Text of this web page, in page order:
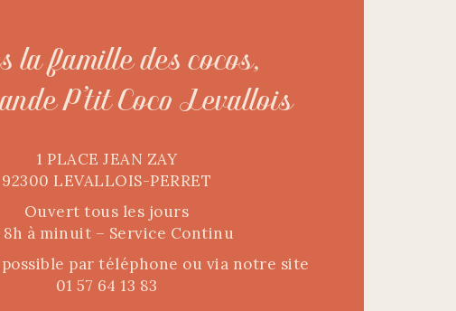
la famille des cocos,
P'tit Coco Levallois​
1 PLACE JEAN ZAY
92300 LEVALLOIS-PERRET
Ouvert tous les jours
8h à minuit – Service Continu
par téléphone ou via notre site
01 57 64 13 83